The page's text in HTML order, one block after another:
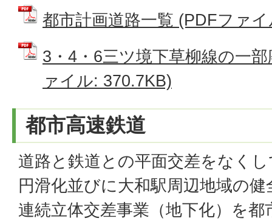
都市計画道路一覧 (PDFファ
3・4・6三ツ境下草柳線の一
ァイル: 370.7KB)
都市高速鉄道
道路と鉄道との平面交差をなく
円滑化並びに大和駅周辺地域の
連続立体交差事業（地下化）を